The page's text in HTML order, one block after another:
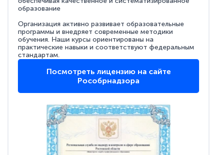
образование
Организация активно развивает образовательные
программы и внедряет современные методики
обучения. Наши курсы ориентированы на
практические навыки и соответствуют федеральным
стандартам.
Посмотреть лицензию на сайте
Рособрнадзора